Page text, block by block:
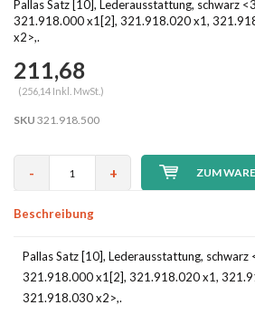
Pallas Satz [10], Lederausstattung, schwarz
321.918.000 x1[2], 321.918.020 x1,
x2>,.
211,68
(256,14 Inkl. MwSt.)
SKU 321.918.500
- + ZUM
Beschreibung
Pallas Satz [10], Lederausstattung,
321.918.000 x1[2], 321.918.020 x1,
321.918.030 x2>,.